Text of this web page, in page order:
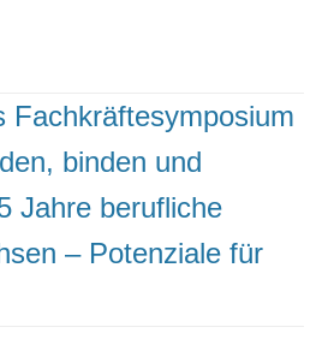
Fachkräftesymposium
binden und
Jahre berufliche
– Potenziale für